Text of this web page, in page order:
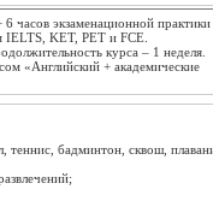
часов экзаменационной практики
IELTS, KET, PET и FCE.
курса – 1 неделя.
«Английский + академические
теннис, бадминтон, сквош,